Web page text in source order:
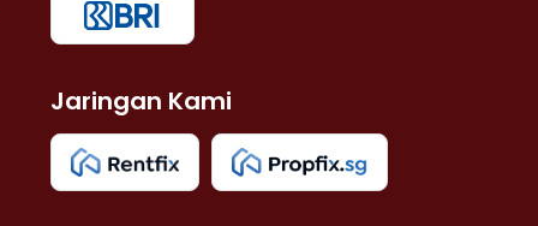
Jaringan Kami